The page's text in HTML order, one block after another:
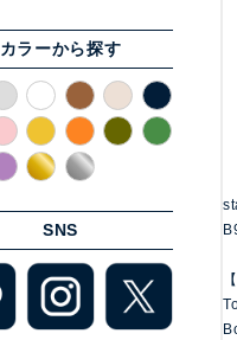
カラーから探す
SNS